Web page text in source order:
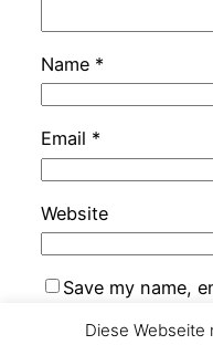
Name *
Email *
Website
Save my name,
Diese